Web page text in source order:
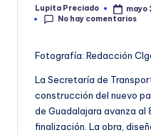
Publicado
por
Lupita Preciado
mayo
No hay comentarios
Fotografía: Redacción
La Secretaría de
construcción del nuevo
de Guadalajara avanza al
finalización. La obra,